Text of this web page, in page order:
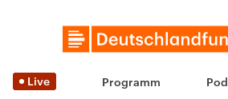
Live Programm